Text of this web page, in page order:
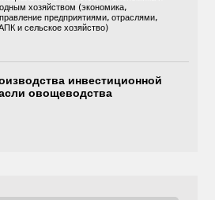
хозяйством (экономика,
предприятиями, отраслями,
и сельское хозяйство)
инвестиционной
овощеводства